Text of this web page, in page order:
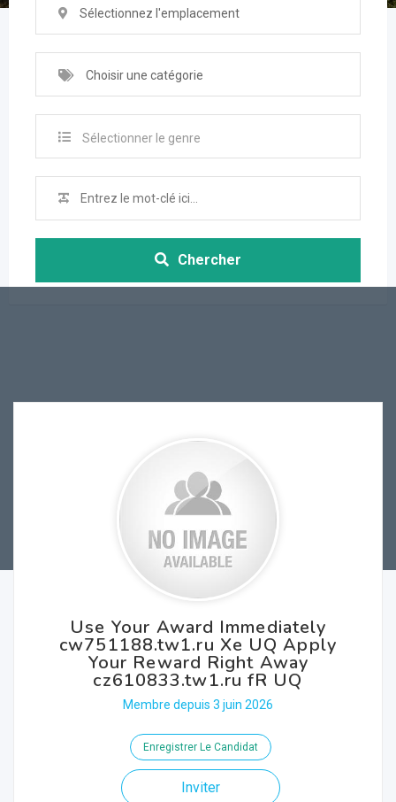
Sélectionnez l'emplacement
Choisir une catégorie
Sélectionner le genre
Chercher
Use Your Award Immediately
cw751188.tw1.ru Xe UQ Apply
Your Reward Right Away
cz610833.tw1.ru fR UQ
Membre depuis 3 juin 2026
Enregistrer Le Candidat
Inviter